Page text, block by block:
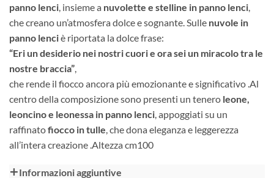
panno lenci , insieme a nuvolette e stelline in panno lenci
che creano un’atmosfera dolce e sognante. Sulle nuvole in
panno lenciè riportata la dolce frase:
“Eri un desiderio nei nostri cuori e ora sei un miracolo tra le
nostre braccia”
che rende il fiocco ancora più emozionante e significativo .Al
centro della composizione sono presenti un tenero leone,
leoncino e leonessa in panno lenci , appoggiati su un
raffinatofiocco in tulle , che dona eleganza e leggerezza
all’intera creazione .Altezza cm100
Informazioni aggiuntive
Alternative: